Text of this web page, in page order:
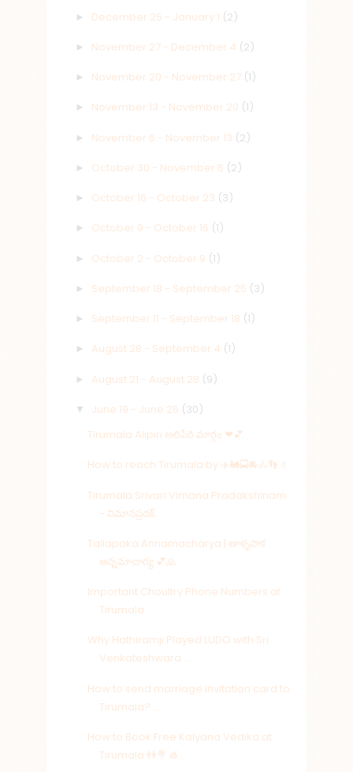
► December 25 - January 1 (2)
► November 27 - December 4 (2)
► November 20 - November 27 (1)
► November 13 - November 20 (1)
► November 6 - November 13 (2)
► October 30 - November 6 (2)
► October 16 - October 23 (3)
► October 9 - October 16 (1)
► October 2 - October 9 (1)
► September 18 - September 25 (3)
► September 11 - September 18 (1)
► August 28 - September 4 (1)
► August 21 - August 28 (9)
▼ June 19 - June 26 (30)
Tirumala Alipiri అలిపిరి మార్గం ❤💕
How to reach Tirumala by ✈️️🚂🚍🚘🚴👣🚶
Tirumala Srivari Vimana Pradakshinam
- విమానప్రదక్...
Tallapaka Annamacharya | తాళ్ళపాక
అన్నమాచార్య 💕🙏
Important Choultry Phone Numbers at
Tirumala
Why Hathiramji Played LUDO with Sri
Venkateshwara ...
How to send marriage invitation card to
Tirumala? ...
How to Book Free Kalyana Vedika at
Tirumala 👫💐 త...